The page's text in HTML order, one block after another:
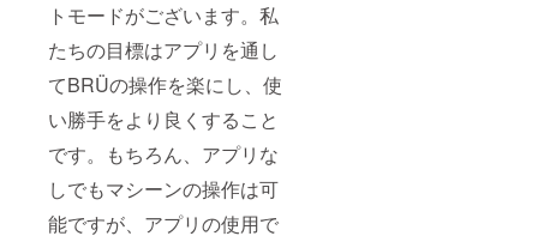
トモードがございます。私
たちの目標はアプリを通し
てBRÜの操作を楽にし、使
い勝手をより良くすること
です。もちろん、アプリな
しでもマシーンの操作は可
能ですが、アプリの使用で